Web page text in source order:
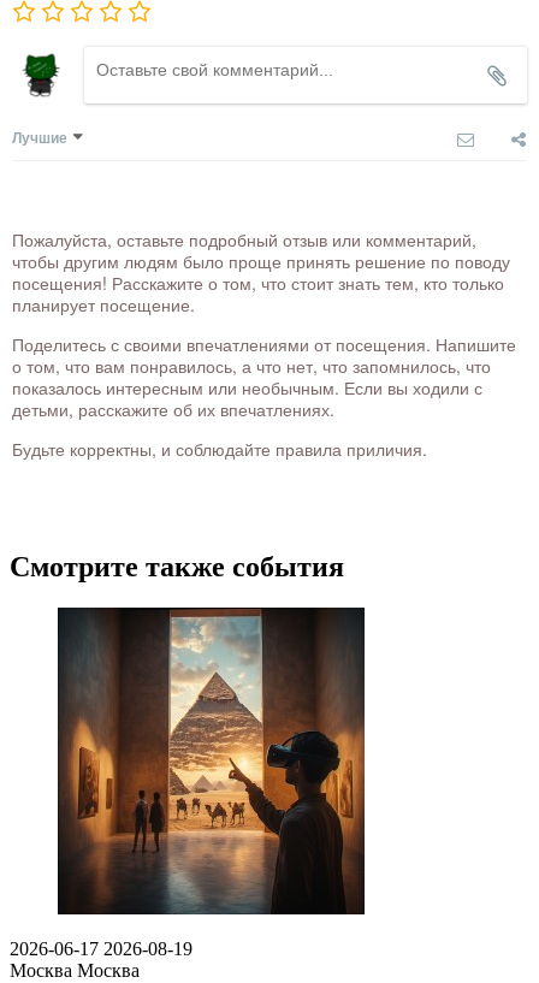
Лучшие
Пожалуйста, оставьте подробный отзыв или комментарий,
чтобы другим людям было проще принять решение по поводу
посещения! Расскажите о том, что стоит знать тем, кто только
планирует посещение.
Поделитесь с своими впечатлениями от посещения. Напишите
о том, что вам понравилось, а что нет, что запомнилось, что
показалось интересным или необычным. Если вы ходили с
детьми, расскажите об их впечатлениях.
Будьте корректны, и соблюдайте правила приличия.
Смотрите также события
2026-06-17 2026-08-19
Москва Москва